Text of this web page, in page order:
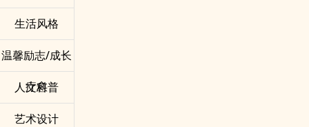
生活风格
温馨励志/成长
疗愈
人文科普
艺术设计